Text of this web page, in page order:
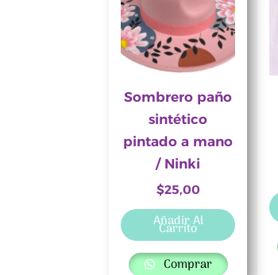
Sombrero paño
sintético
pintado a mano
/ Ninki
$25,00
Añadir Al
Carrito
Comprar